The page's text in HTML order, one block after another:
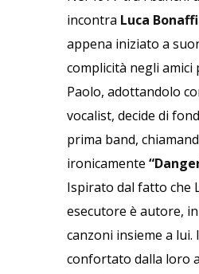
incontra Luca
appena iniziato a
complicità negli amici
Paolo, adottandolo
vocalist, decide di
prima band,
ironicamente
Ispirato dal fatto che
esecutore è autore,
canzoni insieme a lui.
confortato dalla loro